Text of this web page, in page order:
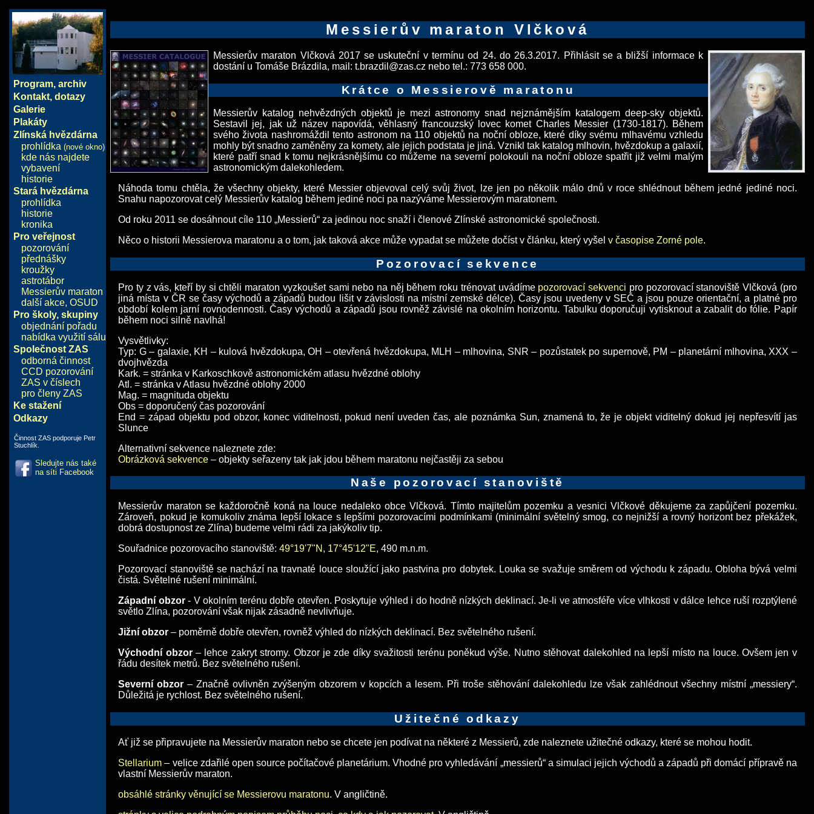
Program, archiv
Kontakt, dotazy
Galerie
Plakáty
Zlínská hvězdárna
prohlídka (nové okno)
kde nás najdete
vybavení
historie
Stará hvězdárna
prohlídka
historie
kronika
Pro veřejnost
pozorování
přednášky
kroužky
astrotábor
Messierův maraton
další akce, OSUD
Pro školy, skupiny
objednání pořadu
nabídka využití sálu
Společnost ZAS
odborná činnost
CCD pozorování
ZAS v číslech
pro členy ZAS
Ke stažení
Odkazy
Činnost ZAS podporuje Petr
Stuchlík.
Sledujte nás také
na síti Facebook
Messierův maraton Vlčková
Messierův maraton Vlčková 2017 se uskuteční v termínu od 24. do 26.3.2017. Přihlásit se a bližší informace k
dostání u Tomáše Brázdila, mail: t.brazdil@zas.cz nebo tel.: 773 658 000.
Krátce o Messierově maratonu
Messierův katalog nehvězdných objektů je mezi astronomy snad nejznámějším katalogem deep-sky objektů.
Sestavil jej, jak už název napovídá, věhlasný francouzský lovec komet Charles Messier (1730-1817). Během
svého života nashromáždil tento astronom na 110 objektů na noční obloze, které díky svému mlhavému vzhledu
mohly být snadno zaměněny za komety, ale jejich podstata je jiná. Vznikl tak katalog mlhovin, hvězdokup a galaxií,
které patří snad k tomu nejkrásnějšímu co můžeme na severní polokouli na noční obloze spatřit již velmi malým
astronomickým dalekohledem.
Náhoda tomu chtěla, že všechny objekty, které Messier objevoval celý svůj život, lze jen po několik málo dnů v roce shlédnout během jedné jediné noci.
Snahu napozorovat celý Messierův katalog během jediné noci pa nazýváme Messierovým maratonem.
Od roku 2011 se dosáhnout cíle 110 „Messierů“ za jedinou noc snaží i členové Zlínské astronomické společnosti.
Něco o historii Messierova maratonu a o tom, jak taková akce může vypadat se můžete dočíst v článku, který vyšelv časopise Zorné pole.
Pozorovací sekvence
Pro ty z vás, kteří by si chtěli maraton vyzkoušet sami nebo na něj během roku trénovat uvádíme pozorovací sekvenci pro pozorovací stanoviště Vlčková (pro
jiná místa v ČR se časy východů a západů budou lišit v závislosti na místní zemské délce). Časy jsou uvedeny v SEČ a jsou pouze orientační, a platné pro
období kolem jarní rovnodennosti. Časy východů a západů jsou rovněž závislé na okolním horizontu. Tabulku doporučuji vytisknout a zabalit do fólie. Papír
během noci silně navlhá!
Vysvětlivky:
Typ: G – galaxie, KH – kulová hvězdokupa, OH – otevřená hvězdokupa, MLH – mlhovina, SNR – pozůstatek po supernově, PM – planetární mlhovina, XXX –
dvojhvězda
Kark. = stránka v Karkoschkově astronomickém atlasu hvězdné oblohy
Atl. = stránka v Atlasu hvězdné oblohy 2000
Mag. = magnituda objektu
Obs = doporučený čas pozorování
End = západ objektu pod obzor, konec viditelnosti, pokud není uveden čas, ale poznámka Sun, znamená to, že je objekt viditelný dokud jej nepřesvítí jas
Slunce
Alternativní sekvence naleznete zde:
Obrázková sekvence – objekty seřazeny tak jak jdou během maratonu nejčastěji za sebou
Naše pozorovací stanoviště
Messierův maraton se každoročně koná na louce nedaleko obce Vlčková. Tímto majitelům pozemku a vesnici Vlčkové děkujeme za zapůjčení pozemku.
Zároveň, pokud je komukoliv známa lepší lokace s lepšími pozorovacími podmínkami (minimální světelný smog, co nejnižší a rovný horizont bez překážek,
dobrá dostupnost ze Zlína) budeme velmi rádi za jakýkoliv tip.
Souřadnice pozorovacího stanoviště:49°19'7"N, 17°45'12"E, 490 m.n.m.
Pozorovací stanoviště se nachází na travnaté louce sloužící jako pastvina pro dobytek. Louka se svažuje směrem od východu k západu. Obloha bývá velmi
čistá. Světelné rušení minimální.
Západní obzor- V okolním terénu dobře otevřen. Poskytuje výhled i do hodně nízkých deklinací. Je-li ve atmosféře více vlhkosti v dálce lehce ruší rozptýlené
světlo Zlína, pozorování však nijak zásadně nevlivňuje.
Jižní obzor – poměrně dobře otevřen, rovněž výhled do nízkých deklinací. Bez světelného rušení.
Východní obzor– lehce zakryt stromy. Obzor je zde díky svažitosti terénu poněkud výše. Nutno stěhovat dalekohled na lepší místo na louce. Ovšem jen v
řádu desítek metrů. Bez světelného rušení.
Severní obzor – Značně ovlivněn zvýšeným obzorem v kopcích a lesem. Při troše stěhování dalekohledu lze však zahlédnout všechny místní „messiery“.
Důležitá je rychlost. Bez světelného rušení.
Užitečné odkazy
Ať již se připravujete na Messierův maraton nebo se chcete jen podívat na některé z Messierů, zde naleznete užitečné odkazy, které se mohou hodit.
Stellarium – velice zdařilé open source počítačové planetárium. Vhodné pro vyhledávání „messierů“ a simulaci jejich východů a západů při domácí přípravě na
vlastní Messierův maraton.
obsáhlé stránky věnující se Messierovu maratonu. V angličtině.